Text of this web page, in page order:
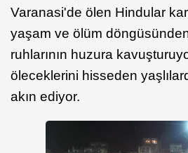
Varanasi'de ölen Hindular
yaşam ve ölüm
ruhlarının huzura
öleceklerini hisseden
akın ediyor.